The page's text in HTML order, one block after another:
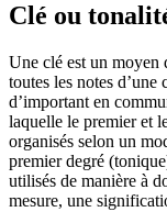
Clé ou
Une clé est un moyen
toutes les notes
d’important en
laquelle le premier et
organisés selon un
premier degré
utilisés de manière à
mesure, une